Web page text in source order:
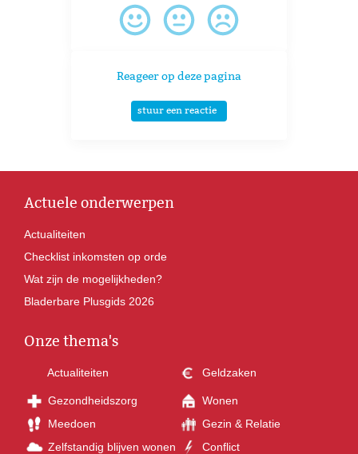
Reageer op deze pagina
stuur een reactie
Actuele onderwerpen
Actualiteiten
Checklist inkomsten op orde
Wat zijn de mogelijkheden?
Bladerbare Plusgids 2026
Onze thema's
Actualiteiten Geldzaken
Gezondheidszorg
Wonen
Meedoen
Gezin & Relatie
Zelfstandig blijven wonen
Conflict